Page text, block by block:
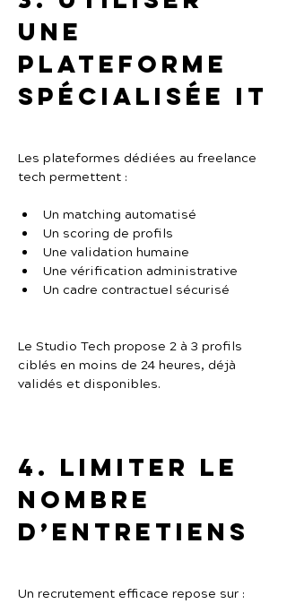
une
plateforme
spécialisée IT
Les plateformes dédiées au freelance
tech permettent :
Un matching automatisé
Un scoring de profils
Une validation humaine
Une vérification administrative
Un cadre contractuel sécurisé
Le Studio Tech propose 2 à 3 profils
ciblés en moins de 24 heures, déjà
validés et disponibles.
4. Limiter le
nombre
d’entretiens
Un recrutement efficace repose sur :